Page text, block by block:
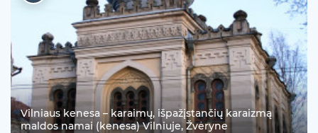
Vilniaus kenesa – karaimų, išpažįstančių karaizmą
maldos namai (kenesa) Vilniuje, Žvėryne